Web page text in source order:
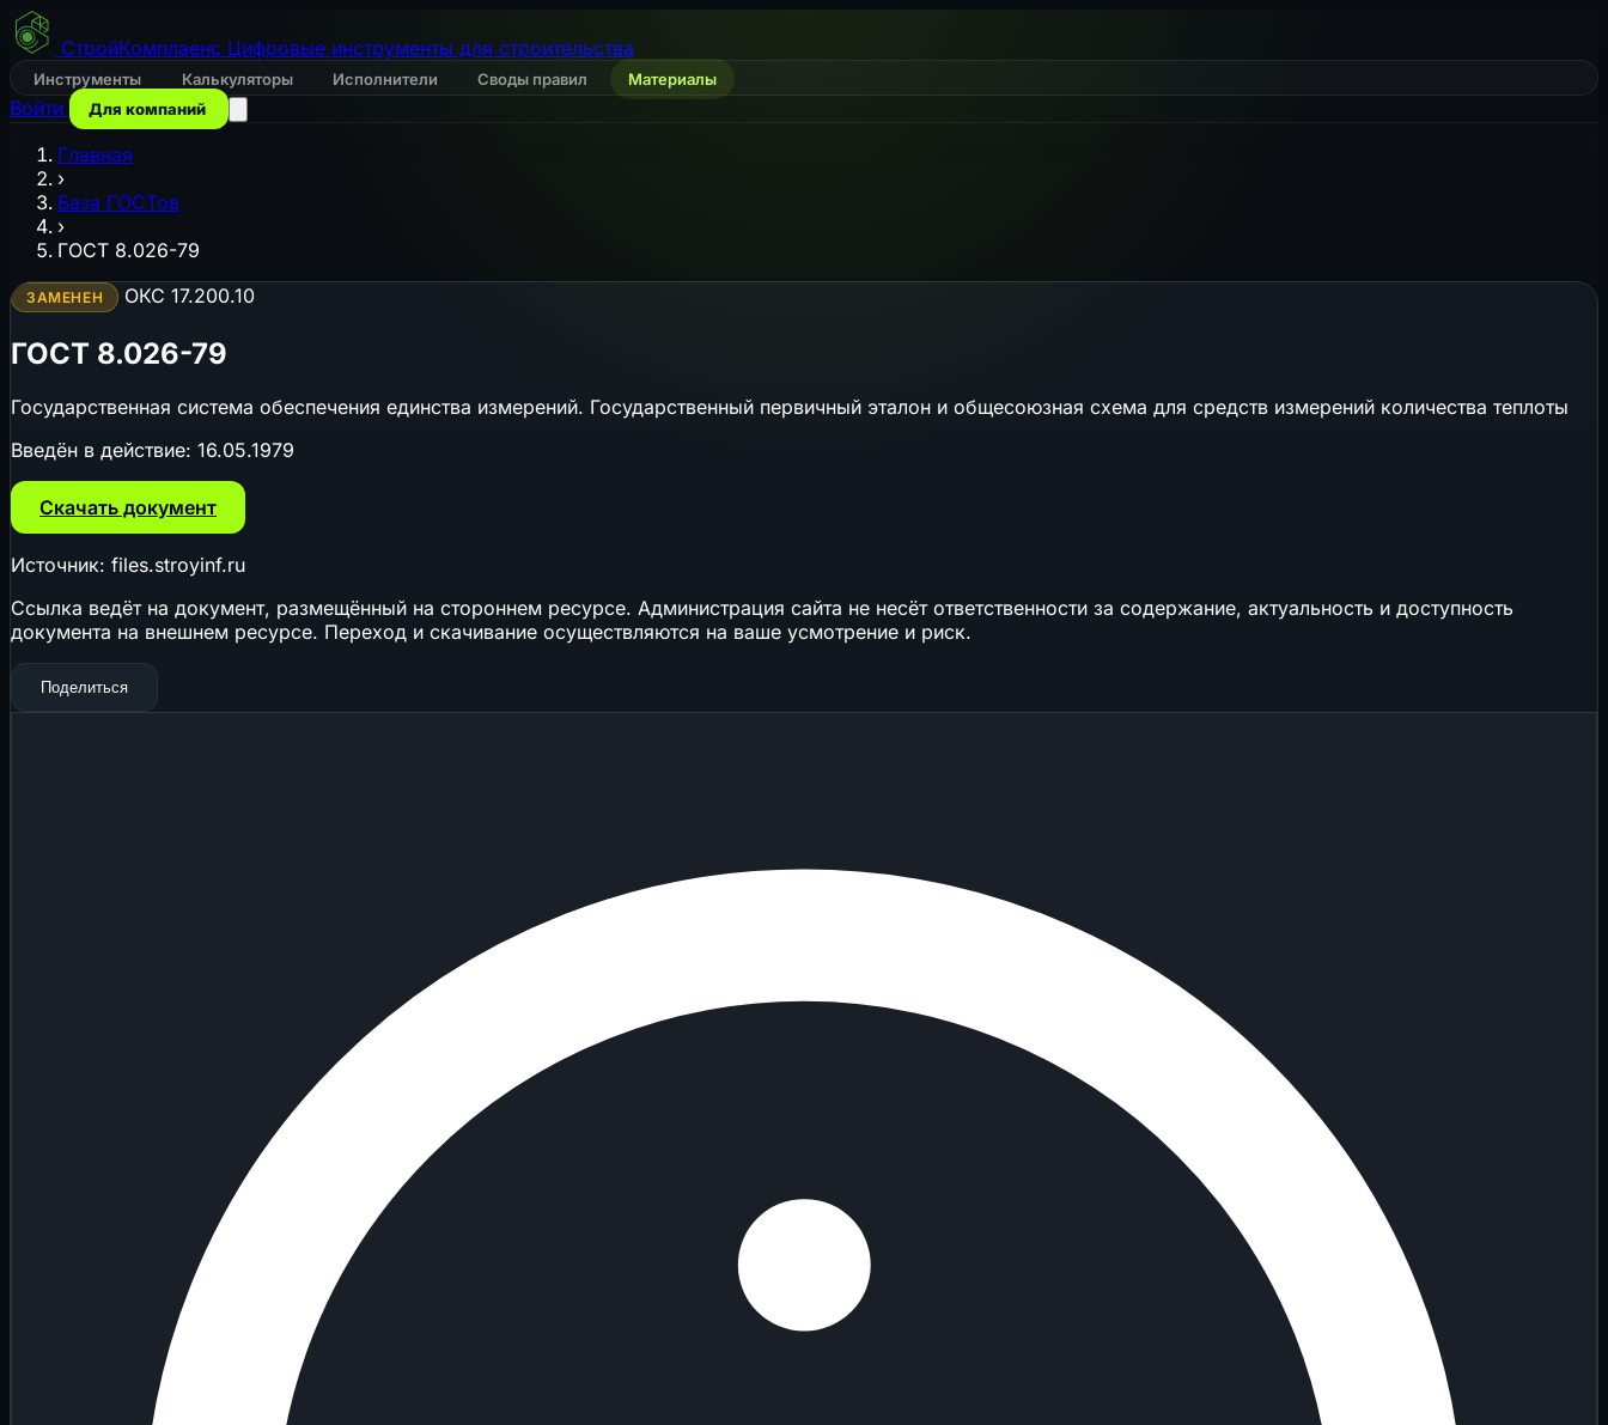
СтройКомплаенс Цифровые инструменты для строительства
Инструменты Калькуляторы Исполнители Своды правил Материалы
Войти Для компаний
Главная
›
База ГОСТов
›
ГОСТ 8.026-79
ЗАМЕНЕН ОКС 17.200.10
ГОСТ 8.026-79
Государственная система обеспечения единства измерений. Государственный первичный эталон и общесоюзная схема для средств измерений количества теплоты
Введён в действие: 16.05.1979
Скачать документ
Источник: files.stroyinf.ru
Ссылка ведёт на документ, размещённый на стороннем ресурсе. Администрация сайта не несёт ответственности за содержание, актуальность и доступность
документа на внешнем ресурсе. Переход и скачивание осуществляются на ваше усмотрение и риск.
Поделиться